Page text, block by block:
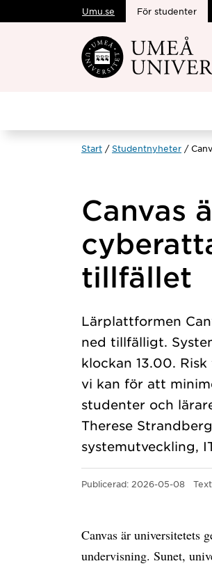
Hoppa direkt till
Umu.se För studenter
Start Studentnyheter
Canvas
tillfället
Lärplattformen
ned tillfälligt.
klockan 13.00.
vi kan för att
studenter och
Therese
systemutveckling,
Publicerad: 2026-05-08
Canvas är universitetets
undervisning. Sunet,